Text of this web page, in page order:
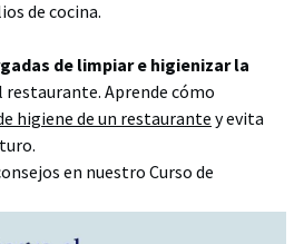
de cocina.
de limpiar e higienizar la
restaurante. Aprende cómo
higiene de un restaurante y evita
en nuestro Curso de